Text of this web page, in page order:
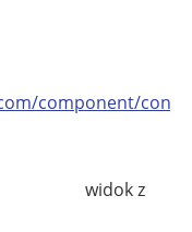
component/
widok z